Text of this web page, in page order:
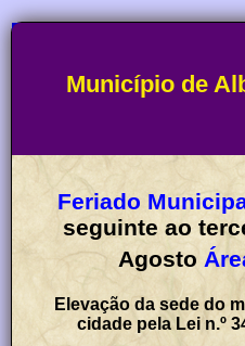
Município de
Feriado
seguinte ao
Agosto
Elevação da sede do
cidade pela Lei n.º